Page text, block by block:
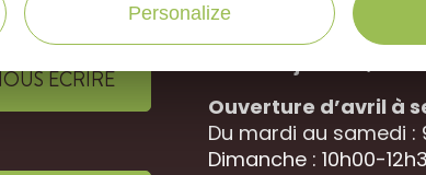
ÉCRIRE
Office de Tourisme
Ouverture d’avril à
Du mardi au samedi :
Dimanche : 10h00-
Personalize